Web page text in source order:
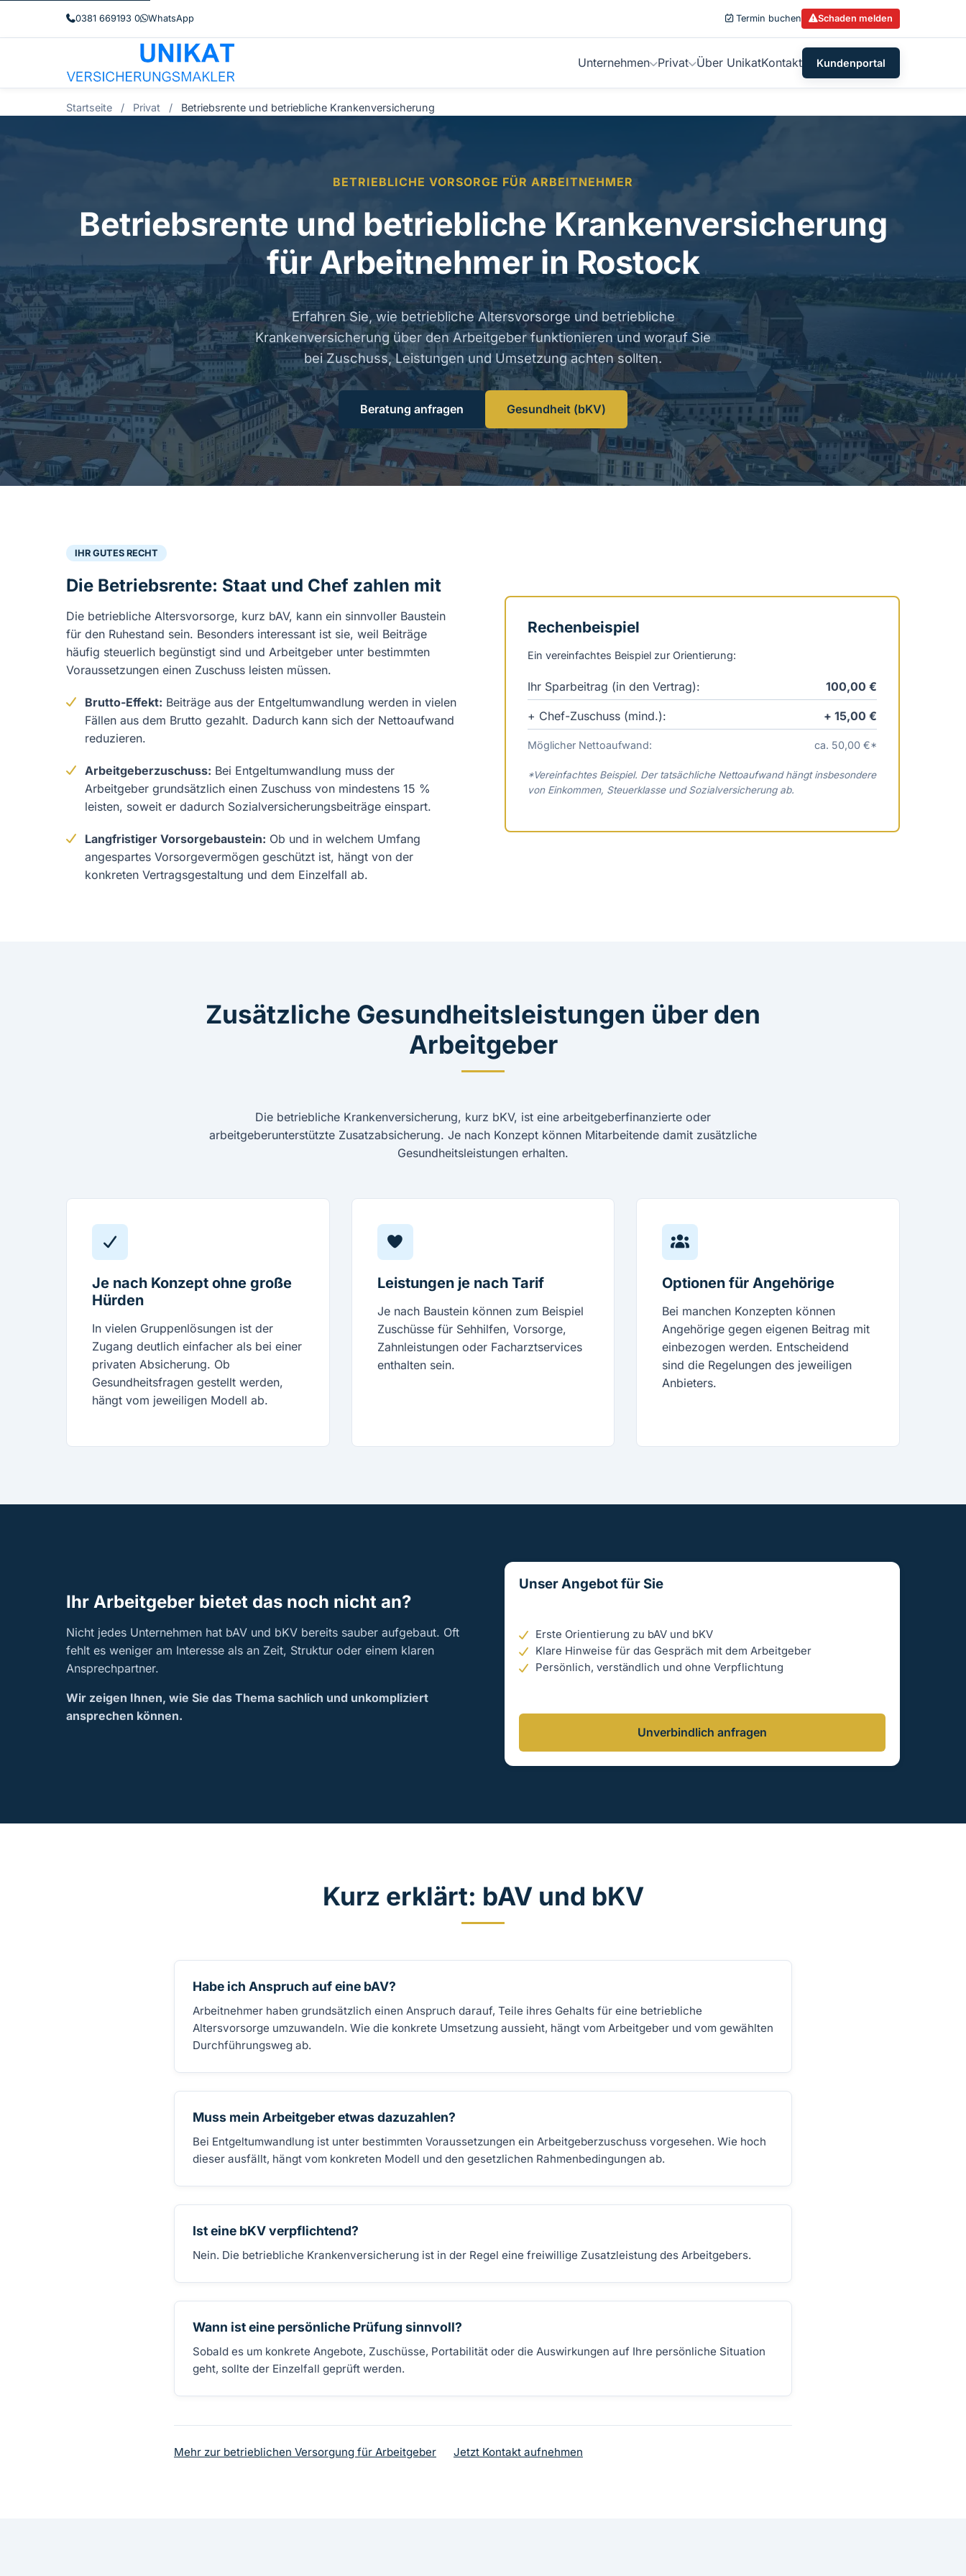
0381 669193 0 WhatsApp Termin buchen Schaden melden
Unternehmen Privat Über UnikatKontakt Kundenportal
Startseite / Privat / Betriebsrente und betriebliche Krankenversicherung
BETRIEBLICHE VORSORGE FÜR ARBEITNEHMER
Betriebsrente und betriebliche Krankenversicherung
für Arbeitnehmer in Rostock
Erfahren Sie, wie betriebliche Altersvorsorge und betriebliche
Krankenversicherung über den Arbeitgeber funktionieren und worauf Sie
bei Zuschuss, Leistungen und Umsetzung achten sollten.
Beratung anfragen Gesundheit (bKV)
IHR GUTES RECHT
Die Betriebsrente: Staat und Chef zahlen mit
Die betriebliche Altersvorsorge, kurz bAV, kann ein sinnvoller Baustein
für den Ruhestand sein. Besonders interessant ist sie, weil Beiträge
häufig steuerlich begünstigt sind und Arbeitgeber unter bestimmten
Voraussetzungen einen Zuschuss leisten müssen.
Brutto-Effekt: Beiträge aus der Entgeltumwandlung werden in vielen
Fällen aus dem Brutto gezahlt. Dadurch kann sich der Nettoaufwand
reduzieren.
Arbeitgeberzuschuss: Bei Entgeltumwandlung muss der
Arbeitgeber grundsätzlich einen Zuschuss von mindestens 15 %
leisten, soweit er dadurch Sozialversicherungsbeiträge einspart.
Langfristiger Vorsorgebaustein: Ob und in welchem Umfang
angespartes Vorsorgevermögen geschützt ist, hängt von der
konkreten Vertragsgestaltung und dem Einzelfall ab.
Rechenbeispiel
Ein vereinfachtes Beispiel zur Orientierung:
Ihr Sparbeitrag (in den Vertrag): 100,00 €
+ Chef-Zuschuss (mind.): + 15,00 €
Möglicher Nettoaufwand: ca. 50,00 €*
*Vereinfachtes Beispiel. Der tatsächliche Nettoaufwand hängt insbesondere
von Einkommen, Steuerklasse und Sozialversicherung ab.
Zusätzliche Gesundheitsleistungen über den
Arbeitgeber
Die betriebliche Krankenversicherung, kurz bKV, ist eine arbeitgeberfinanzierte oder
arbeitgeberunterstützte Zusatzabsicherung. Je nach Konzept können Mitarbeitende damit zusätzliche
Gesundheitsleistungen erhalten.
Je nach Konzept ohne große
Hürden
In vielen Gruppenlösungen ist der
Zugang deutlich einfacher als bei einer
privaten Absicherung. Ob
Gesundheitsfragen gestellt werden,
hängt vom jeweiligen Modell ab.
Leistungen je nach Tarif
Je nach Baustein können zum Beispiel
Zuschüsse für Sehhilfen, Vorsorge,
Zahnleistungen oder Facharztservices
enthalten sein.
Optionen für Angehörige
Bei manchen Konzepten können
Angehörige gegen eigenen Beitrag mit
einbezogen werden. Entscheidend
sind die Regelungen des jeweiligen
Anbieters.
Ihr Arbeitgeber bietet das noch nicht an?
Nicht jedes Unternehmen hat bAV und bKV bereits sauber aufgebaut. Oft
fehlt es weniger am Interesse als an Zeit, Struktur oder einem klaren
Ansprechpartner.
Wir zeigen Ihnen, wie Sie das Thema sachlich und unkompliziert
ansprechen können.
Unser Angebot für Sie
Erste Orientierung zu bAV und bKV
Klare Hinweise für das Gespräch mit dem Arbeitgeber
Persönlich, verständlich und ohne Verpflichtung
Unverbindlich anfragen
Kurz erklärt: bAV und bKV
Habe ich Anspruch auf eine bAV?
Arbeitnehmer haben grundsätzlich einen Anspruch darauf, Teile ihres Gehalts für eine betriebliche
Altersvorsorge umzuwandeln. Wie die konkrete Umsetzung aussieht, hängt vom Arbeitgeber und vom gewählten
Durchführungsweg ab.
Muss mein Arbeitgeber etwas dazuzahlen?
Bei Entgeltumwandlung ist unter bestimmten Voraussetzungen ein Arbeitgeberzuschuss vorgesehen. Wie hoch
dieser ausfällt, hängt vom konkreten Modell und den gesetzlichen Rahmenbedingungen ab.
Ist eine bKV verpflichtend?
Nein. Die betriebliche Krankenversicherung ist in der Regel eine freiwillige Zusatzleistung des Arbeitgebers.
Wann ist eine persönliche Prüfung sinnvoll?
Sobald es um konkrete Angebote, Zuschüsse, Portabilität oder die Auswirkungen auf Ihre persönliche Situation
geht, sollte der Einzelfall geprüft werden.
Mehr zur betrieblichen Versorgung für Arbeitgeber Jetzt Kontakt aufnehmen